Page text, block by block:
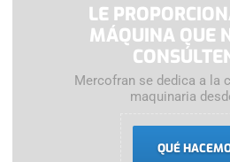
LE
MÁQUINA QUE
Mercofran se dedica a la
maquinaria
QUÉ